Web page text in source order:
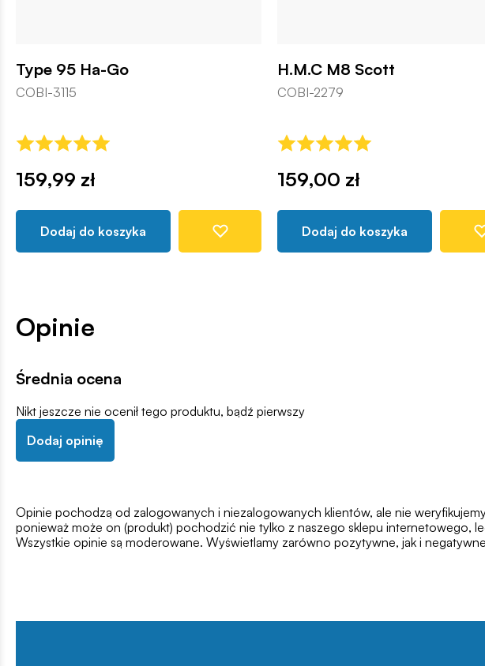
Type 95 Ha-Go
COBI-3115
159,99 zł
Dodaj do koszyka
H.M.C M8 Scott
COBI-2279
159,00 zł
Dodaj do koszyka
Opinie
Średnia ocena
Nikt jeszcze nie ocenił tego produktu, bądź pierwszy
Dodaj opinię
Opinie pochodzą od zalogowanych i niezalogowanych klientów, ale nie
ponieważ może on (produkt) pochodzić nie tylko z naszego sklepu internetowego,
Wszystkie opinie są moderowane. Wyświetlamy zarówno pozytywne, jak i